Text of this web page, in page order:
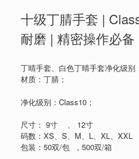
十级丁腈手套 |
耐磨 | 精密操作必备
丁晴手套、白色丁晴手套净化级别
材质：丁腈；
净化级别：Class10；
尺寸： 9寸 、 12寸
码数：XS、S、M、L、XL、XXL
包装：50双/包 ，500双/箱